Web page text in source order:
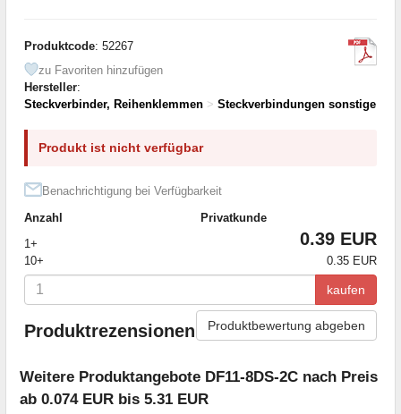
Produktcode: 52267
zu Favoriten hinzufügen
Hersteller:
Steckverbinder, Reihenklemmen > Steckverbindungen sonstige
Produkt ist nicht verfügbar
Benachrichtigung bei Verfügbarkeit
Anzahl
Privatkunde
1+
0.39 EUR
10+ 0.35 EUR
kaufen
Produktrezensionen Produktbewertung abgeben
Weitere Produktangebote DF11-8DS-2C nach Preis
ab 0.074 EUR bis 5.31 EUR